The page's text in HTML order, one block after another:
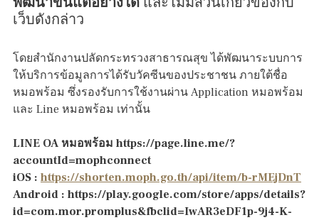
เว็บดังกล่าว
โดยสำนักงานปลัดกระทรวงสาธารณสุข ได้พัฒนาระบบการ
ให้บริการข้อมูลการได้รับวัคซีนของประชาชน ภายใต้ชื่อ
หมอพร้อม ซึ่งรองรับการใช้งานผ่าน Application หมอพร้อม
และ Line หมอพร้อม เท่านั้น
LINE OA หมอพร้อม https://page.line.me/?
accountId=mophconnect
iOS : https://shorten.moph.go.th/api/item/b-rMEjDnT
Android : https://play.google.com/store/apps/details?
id=com.mor.promplus&fbclid=IwAR3eDF1p-9j4-K-